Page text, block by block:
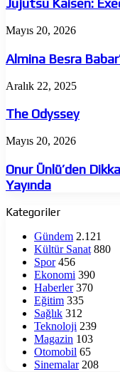
Jujutsu Kaisen:
Almina
Babar’a
büyük
onur
Mayıs 20, 2026
Almina Besra
The
Aralık 22, 2025
The Odyssey
Onur
Dikkat
Çeken
Proje:
Fe
Yekün’
Yayında
Mayıs 20, 2026
Onur Ünlü’den
Yayında
Kategoriler
Gündem 2.121
Kültür Sanat 880
Spor 456
Ekonomi 390
Haberler 370
Eğitim 335
Sağlık 312
Teknoloji 239
Magazin 103
Otomobil 65
Sinemalar 208